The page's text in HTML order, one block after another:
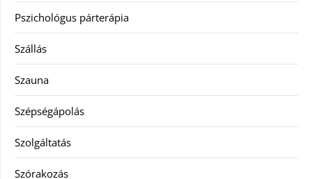
Pszichológus párterápia
Szállás
Szauna
Szépségápolás
Szolgáltatás
Szórakozás